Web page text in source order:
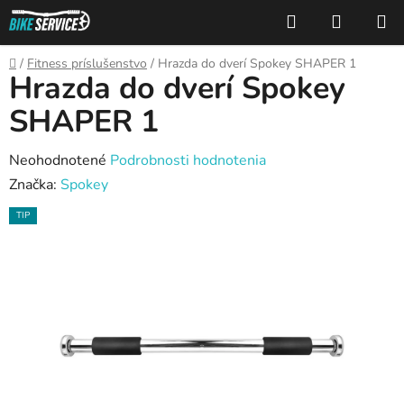
Prejsť
na
obsah
Hľadať
KOŠÍK
Domov
/ Fitness príslušenstvo / Hrazda do dverí Spokey SHAPER 1
Hrazda do dverí Spokey
SHAPER 1
Priemerné
hodnotenie
produktu
Neohodnotené Podrobnosti hodnotenia
Značka: Spokey
TIP